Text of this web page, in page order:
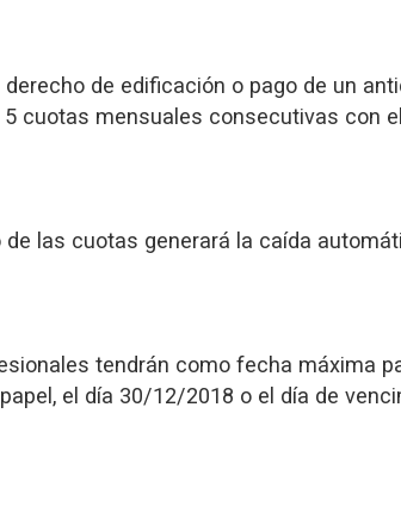
derecho de edificación o pago de un
5 cuotas mensuales consecutivas con
de las cuotas generará la caída
tendrán como fecha máxima
el día 30/12/2018 o el día de